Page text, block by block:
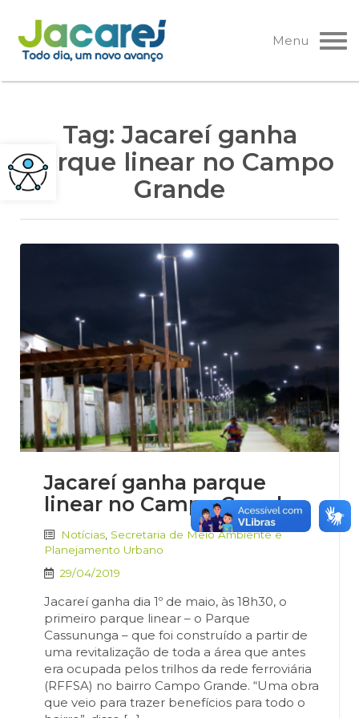
Pular
para
o
Menu
Tag:Jacareí ganha
parque linear no Campo
Grande
Jacareí ganha parque
linear no Campo Grande
Notícias Secretaria de Meio Ambiente e
Planejamento Urbano
29/04/2019
Jacareí ganha dia 1º de maio, às 18h30, o
primeiro parque linear – o Parque
Cassununga – que foi construído a partir de
uma revitalização de toda a área que antes
era ocupada pelos trilhos da rede ferroviária
(RFFSA) no bairro Campo Grande. “Uma obra
que veio para trazer benefícios para todo o